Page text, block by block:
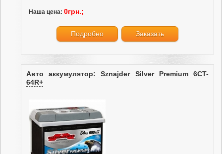
Наша цена: 0грн.;
Подробно Заказать
Авто аккумулятор: Sznajder Silver Premium 6CT-
64R+